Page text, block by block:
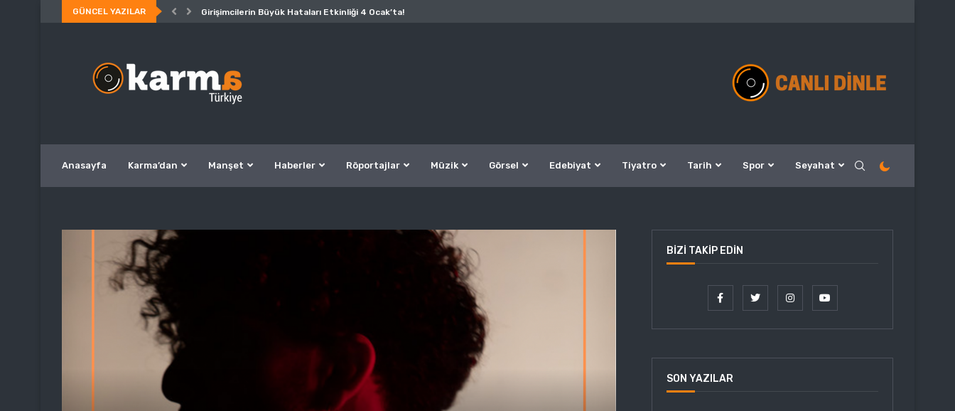
GÜNCEL YAZILAR Girişimcilerin Büyük Hataları Etkinliği 4 Ocak’ta!
Anasayfa Karma’dan Manşet Haberler Röportajlar Müzik Görsel Edebiyat Tiyatro Tarih Spor Seyahat
BIZI TAKIP EDIN
SON YAZILAR